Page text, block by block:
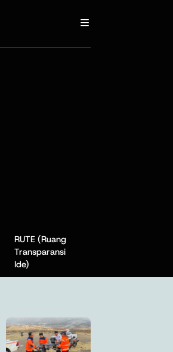
RUTE (Ruang
Transparansi
Ide)